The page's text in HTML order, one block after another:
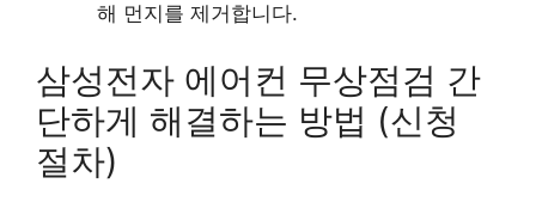
해 먼지를 제거합니다.
삼성전자 에어컨 무상점검 간
단하게 해결하는 방법 (신청
절차)